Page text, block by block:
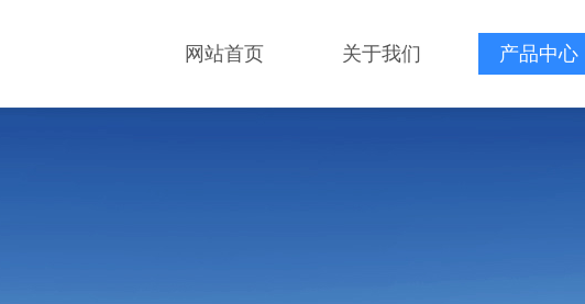
网站首页 关于我们 产品中心